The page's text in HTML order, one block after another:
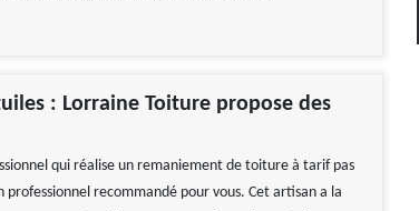
: Lorraine Toiture propose des
qui réalise un remaniement de toiture à tarif pas
professionnel recommandé pour vous. Cet artisan a la